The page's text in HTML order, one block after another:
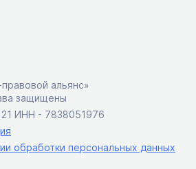
альянс»
защищены
ИНН - 7838051976
обработки персональных данных